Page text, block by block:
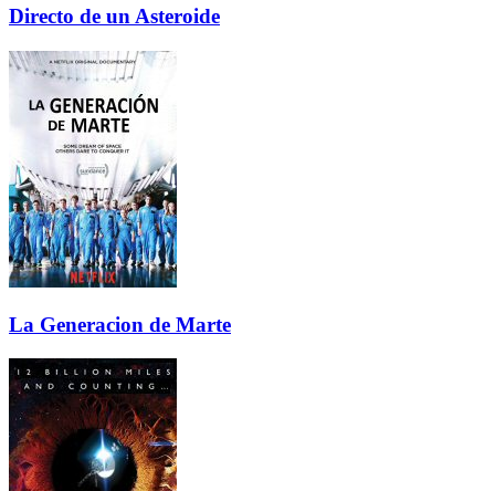
Directo de un Asteroide
La Generacion de Marte